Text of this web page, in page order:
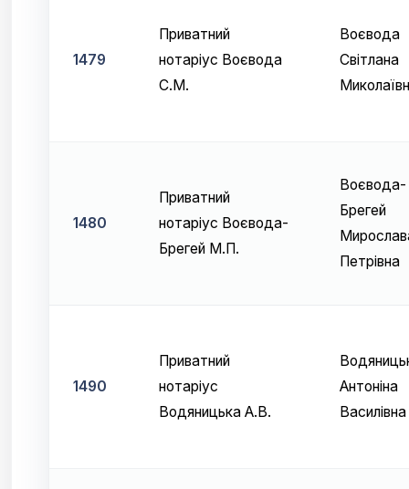
1479
Приватний
нотаріус Воєвода
С.М.
Воєвода
Світлана
1480
Приватний
нотаріус Воєвода-
Брегей М.П.
Воєвода-
Брегей
Петрівна
1490
Приватний
нотаріус
Водяницька А.В.
Антоніна
Василівна